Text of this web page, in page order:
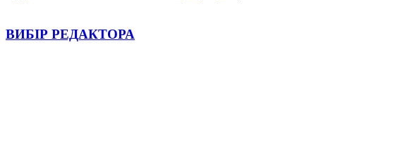
ВИБІР РЕДАКТОРА